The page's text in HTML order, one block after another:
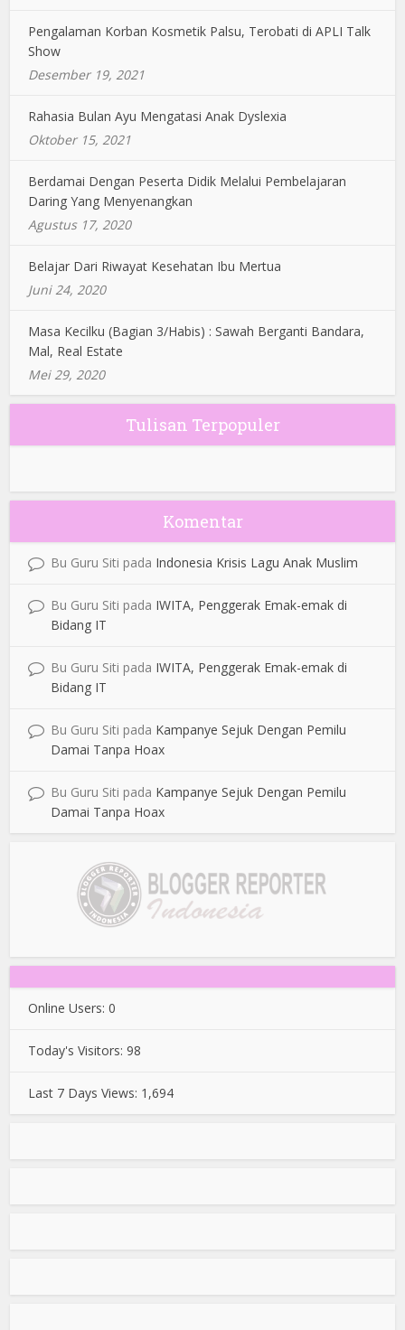
Pengalaman Korban Kosmetik Palsu, Terobati di APLI Talk
Show
Desember 19, 2021
Rahasia Bulan Ayu Mengatasi Anak Dyslexia
Oktober 15, 2021
Berdamai Dengan Peserta Didik Melalui Pembelajaran
Daring Yang Menyenangkan
Agustus 17, 2020
Belajar Dari Riwayat Kesehatan Ibu Mertua
Juni 24, 2020
Masa Kecilku (Bagian 3/Habis) : Sawah Berganti Bandara,
Mal, Real Estate
Mei 29, 2020
Tulisan Terpopuler
Komentar
Bu Guru Siti pada Indonesia Krisis Lagu Anak Muslim
Bu Guru Siti pada IWITA, Penggerak Emak-emak di
Bidang IT
Bu Guru Siti pada IWITA, Penggerak Emak-emak di
Bidang IT
Bu Guru Siti pada Kampanye Sejuk Dengan Pemilu
Damai Tanpa Hoax
Bu Guru Siti pada Kampanye Sejuk Dengan Pemilu
Damai Tanpa Hoax
Online Users:0
Today's Visitors:98
Last 7 Days Views: 1,694